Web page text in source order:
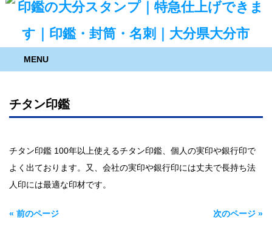
MENU
チタン印鑑
チタン印鑑 100年以上使えるチタン印鑑、個人の実印や銀行印で
よく出ております。又、会社の実印や銀行印には丈夫で長持ち法
人印には最適な印材です。
« 前のページ 次のページ »